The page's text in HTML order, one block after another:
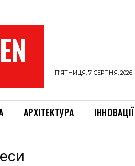
П’ЯТНИЦЯ, 7 СЕРПНЯ, 2026
АРХІТЕКТУРА ІННОВАЦІЇ